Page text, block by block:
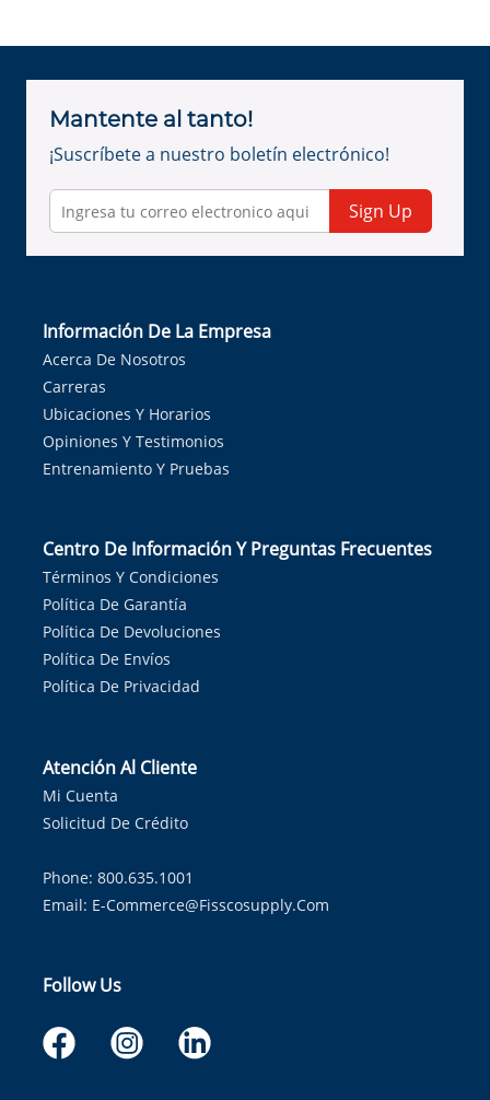
Mantente al tanto!
¡Suscríbete a nuestro boletín electrónico!
Sign Up
Información De La Empresa
Acerca De Nosotros
Carreras
Ubicaciones Y Horarios
Opiniones Y Testimonios
Entrenamiento Y Pruebas
Centro De Información Y Preguntas Frecuentes
Términos Y Condiciones
Política De Garantía
Política De Devoluciones
Política De Envíos
Política De Privacidad
Atención Al Cliente
Mi Cuenta
Solicitud De Crédito
Phone: 800.635.1001
Email: E-Commerce@fisscosupply.com
Follow Us